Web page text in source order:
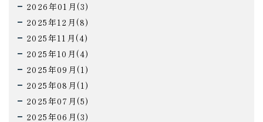
2026年01月(3)
2025年12月(8)
2025年11月(4)
2025年10月(4)
2025年09月(1)
2025年08月(1)
2025年07月(5)
2025年06月(3)